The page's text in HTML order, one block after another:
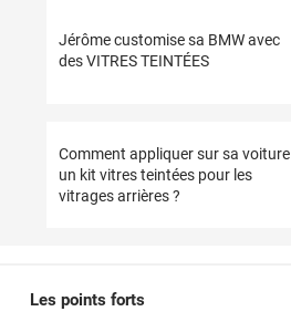
Jérôme customise sa BMW avec
des VITRES TEINTÉES
Comment appliquer sur sa voiture
un kit vitres teintées pour les
vitrages arrières ?
Les points forts